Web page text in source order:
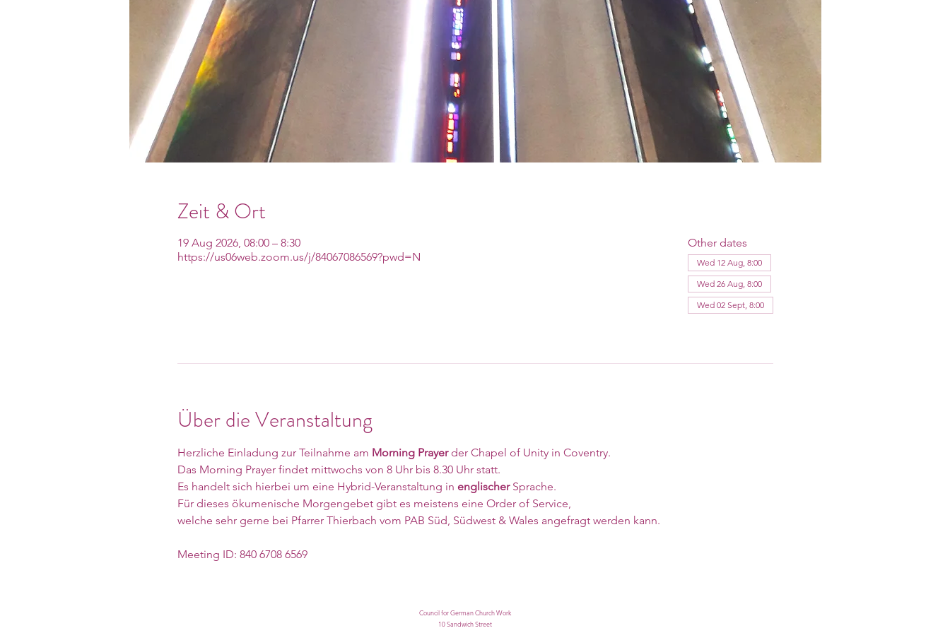
Zeit & Ort
19 Aug 2026, 08:00 – 8:30
https://us06web.zoom.us/j/84067086569?pwd=N
Other dates
Wed 12 Aug, 8:00
Wed 26 Aug, 8:00
Wed 02 Sept, 8:00
Über die Veranstaltung
Herzliche Einladung zur Teilnahme am Morning Prayer der Chapel of Unity in Coventry.
Das Morning Prayer findet mittwochs von 8 Uhr bis 8.30 Uhr statt.
Es handelt sich hierbei um eine Hybrid-Veranstaltung in englischer Sprache.
Für dieses ökumenische Morgengebet gibt es meistens eine Order of Service,
welche sehr gerne bei Pfarrer Thierbach vom PAB Süd, Südwest & Wales angefragt werden kann.
Meeting ID: 840 6708 6569
Council for German Church Work
10 Sandwich Street